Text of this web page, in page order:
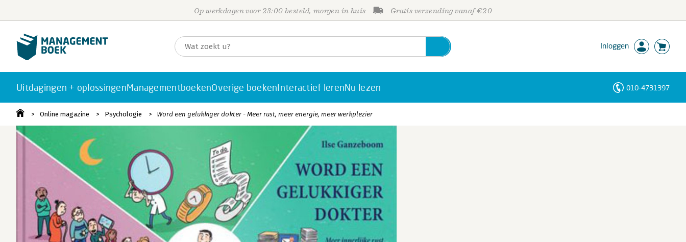
Op werkdagen voor 23:00 besteld, morgen in huis Gratis verzending vanaf €20
Inloggen
Uitdagingen + oplossingenManagementboekenOverige boekenInteractief lerenNu lezen 010-4731397
Online magazine Psychologie Word een gelukkiger dokter - Meer rust, meer energie, meer werkplezier
Personen